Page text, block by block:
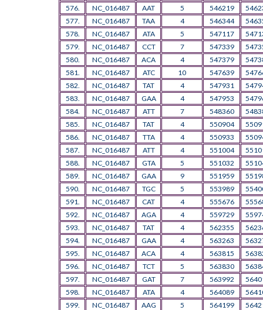
576.
NC_016487 AAT 5 546219
577.
NC_016487 TAA 4 546344
578.
NC_016487 ATA 5 547117
579.
NC_016487 CCT 7 547339
580.
NC_016487 ACA 4 547379
581.
NC_016487 ATC 10 547639
582.
NC_016487 TAT 4 547931
583.
NC_016487 GAA 4 547953
584.
NC_016487 ATT 7 548360
585.
NC_016487 TAT 4 550904
586.
NC_016487 TTA 4 550933
587.
NC_016487 ATT 4 551004
588.
NC_016487 GTA 5 551032
589.
NC_016487 GAA 9 551959
590.
NC_016487 TGC 5 553989
591.
NC_016487 CAT 4 555676
592.
NC_016487 AGA 4 559729
593.
NC_016487 TAT 4 562355
594.
NC_016487 GAA 4 563263
595.
NC_016487 ACA 4 563815
596.
NC_016487 TCT 5 563830
597.
NC_016487 GAT 7 563992
598.
NC_016487 ATA 4 564089
599.
NC_016487 AAG 5 564199